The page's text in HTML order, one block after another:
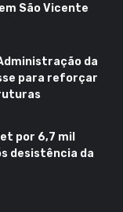
São Vicente
da
para reforçar
por 6,7 mil
desistência da